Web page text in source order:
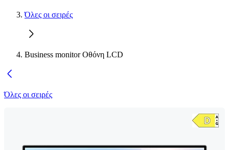
Όλες οι σειρές
Business monitor Οθόνη LCD
Όλες οι σειρές